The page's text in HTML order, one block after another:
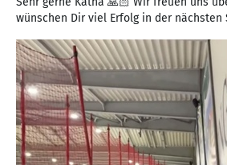
wünschen Dir viel Erfolg in der nächsten